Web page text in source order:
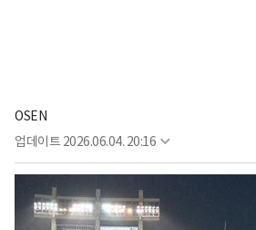
OSEN
업데이트 2026.06.04. 20:16